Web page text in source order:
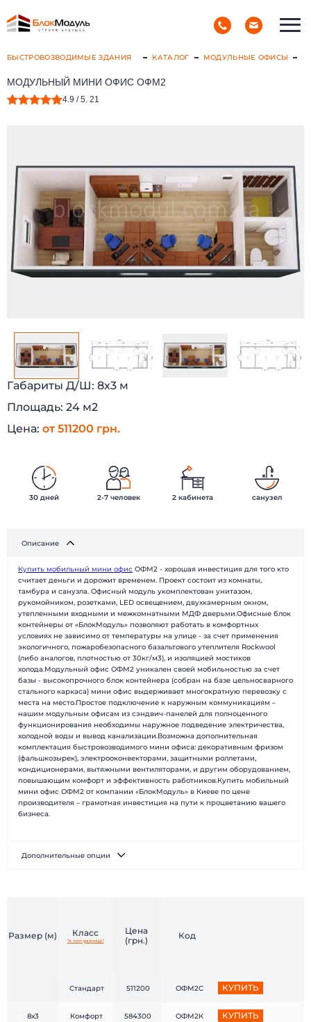
РУС
УКР
Наши работы
Доставка и монтаж
Вопрос-ответ
Новости
Блог
Контакты
Отзывы
БЫСТРОВОЗВОДИМЫЕ ЗДАНИЯ КАТАЛОГ МОДУЛЬНЫЕ ОФИСЫ
МОДУЛЬНЫЙ МИНИ ОФИС ОФМ2
4.9 / 5. 21
Габариты Д/Ш: 8х3 м
Площадь: 24 м2
Цена: от 511200 грн.
30 дней 2-7 человек 2 кабинета санузел
Описание
Купить мобильный мини офис ОФМ2 - хорошая инвестиция для того кто
считает деньги и дорожит временем. Проект состоит из комнаты,
тамбура и санузла. Офисный модуль укомплектован унитазом,
рукомойником, розетками, LED освещением, двухкамерным окном,
утепленными входными и межкомнатными МДФ дверьми.Офисные блок
контейнеры от «БлокМодуль» позволяют работать в комфортных
условиях не зависимо от температуры на улице - за счет применения
экологичного, пожаробезопасного базальтового утеплителя Rockwool
(либо аналогов, плотностью от 30кг/м3), и изоляцией мостиков
холода.Модульный офис ОФМ2 уникален своей мобильностью за счет
базы - высокопрочного блок контейнера (собран на базе цельносварного
стального каркаса) мини офис выдерживает многократную перевозку с
места на место.Простое подключение к наружным коммуникациям –
нашим модульным офисам из сэндвич-панелей для полноценного
функционирования необходимы наружное подведение электричества,
холодной воды и вывод канализации.Возможна дополнительная
комплектация быстровозводимого мини офиса: декоративным фризом
(фальшкозырек), электрооконвекторами, защитными роллетами,
кондиционерами, вытяжными вентиляторами, и другим оборудованием,
повышающим комфорт и эффективность работников.Купить мобильный
мини офис ОФМ2 от компании «БлокМодуль» в Киеве по цене
производителя – грамотная инвестиция на пути к процветанию вашего
бизнеса.
Дополнительные опции
Размер (м) Класс
*в чем разница?
Цена
(грн.)
Код
Стандарт 511200 ОФМ2С КУПИТЬ
8х3 Комфорт 584300 ОФМ2К КУПИТЬ